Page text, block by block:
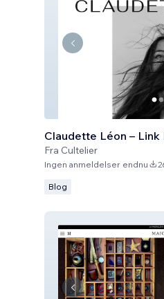
Claudette Léon – Link
Fra Cultelier
Ingen anmeldelser endnu
Blog